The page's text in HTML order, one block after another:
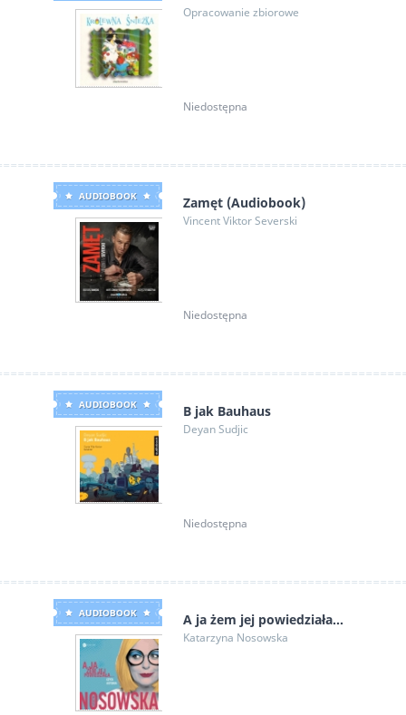
Opracowanie zbiorowe
Niedostępna
AUDIOBOOK Zamęt (Audiobook)
Vincent Viktor Severski
Niedostępna
AUDIOBOOK B jak Bauhaus
Deyan Sudjic
Niedostępna
AUDIOBOOK A ja żem jej powiedziała...
Katarzyna Nosowska